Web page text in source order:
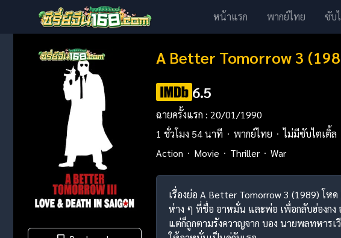
หน้าแรก พากย์ไทย ซับ
A Better Tomorrow 3
6.5
ฉายครั้งแรก : 20/01/1990
1 ชั่วโมง 54 นาที
พากย์ไทย ไม่มีซับไตเติ้ล
Action
Movie Thriller War
เรื่องย่อ A Better Tomorrow 3 (1989) โ
ห่าง ๆ ที่ชื่อ อาหมั่น และพ่อ เพื่อกลับฮ่องกง
แต่ก็ถูกตามรังควาญจาก บอง นายพลทหาร